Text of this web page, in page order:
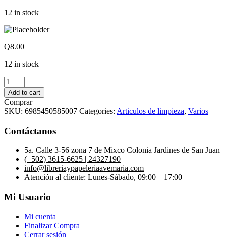
12 in stock
Q8.00
12 in stock
REDESILLA
DE
PELO
quantity
Add to cart
Comprar
SKU: 6985450585007 Categories: Articulos de limpieza, Varios
Contáctanos
5a. Calle 3-56 zona 7 de Mixco Colonia Jardines de San Juan
(+502) 3615-6625 | 24327190
info@libreriaypapeleriaavemaria.com
Atención al cliente: Lunes-Sábado, 09:00 – 17:00
Mi Usuario
Mi cuenta
Finalizar Compra
Cerrar sesión